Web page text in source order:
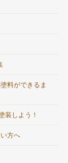
料ができるま
装しよう！
方へ